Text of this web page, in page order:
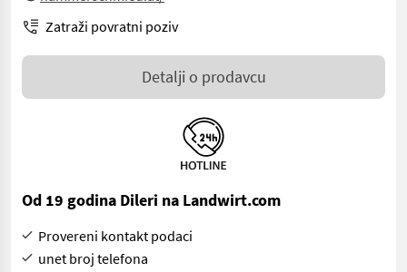
Zatraži povratni poziv
Detalji o prodavcu
Od 19 godina Dileri na Landwirt.com
Provereni kontakt podaci
unet broj telefona